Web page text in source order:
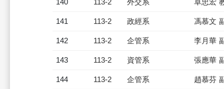
140 113-2 外交系 卓忠宏
141 113-2 政經系 馮慕文
142 113-2 企管系 李月華
143 113-2 資管系 張應華
144 113-2 企管系 趙慕芬